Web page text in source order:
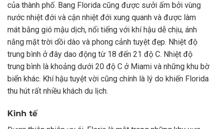
của thành phố. Bang Florida cũng được sưởi ấm bởi vùng
nước nhiệt đới và cận nhiệt đới xung quanh và được làm
mát bằng gió mậu dịch, nổi tiếng với khí hậu dễ ​​chịu, ánh
nắng mặt trời dồi dào và phong cảnh tuyệt đẹp. Nhiệt độ
trung bình ở đây dao động từ 18 đến 21 độ C. Nhiệt độ
trung bình là khoảng dưới 20 độ C ở Miami và những khu bờ
biển khác. Khí hậu tuyệt vời cũng chính là lý do khiến Florida
thu hút rất nhiều khách du lịch.
Kinh tế